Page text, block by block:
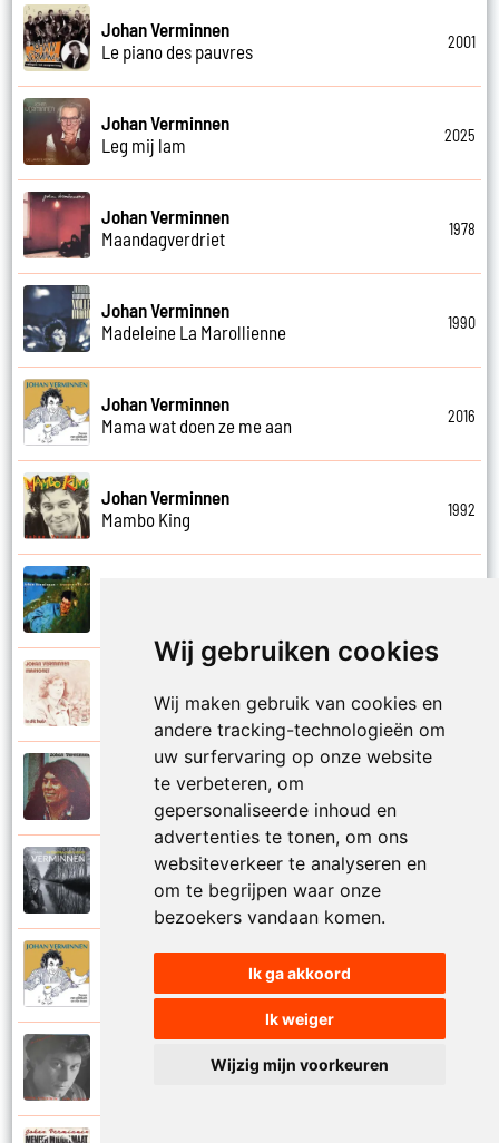
Wij gebruiken cookies
Wij maken gebruik van cookies en
andere tracking-technologieën om
uw surfervaring op onze website
te verbeteren, om
gepersonaliseerde inhoud en
advertenties te tonen, om ons
websiteverkeer te analyseren en
om te begrijpen waar onze
bezoekers vandaan komen.
Ik ga akkoord
Ik weiger
Wijzig mijn voorkeuren
Johan Verminnen
Le piano des pauvres
2001
Johan Verminnen
Leg mij lam
2025
Johan Verminnen
Maandagverdriet
1978
Johan Verminnen
Madeleine La Marollienne
1990
Johan Verminnen
Mama wat doen ze me aan
2016
Johan Verminnen
Mambo King
1992
Marionet
Johan Verminnen
Johan Verminnen
Mayday
Meer dan zestig
Johan Verminnen